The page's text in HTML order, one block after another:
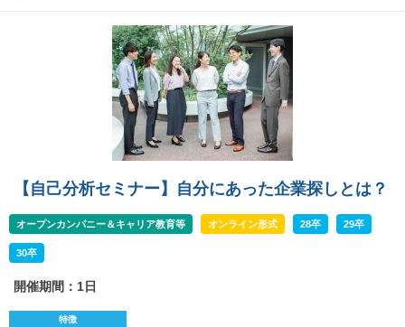
【自己分析セミナー】自分にあった企業探しとは？
オープンカンパニー＆キャリア教育等 オンライン形式 28卒 29卒
30卒
開催期間：1日
特徴